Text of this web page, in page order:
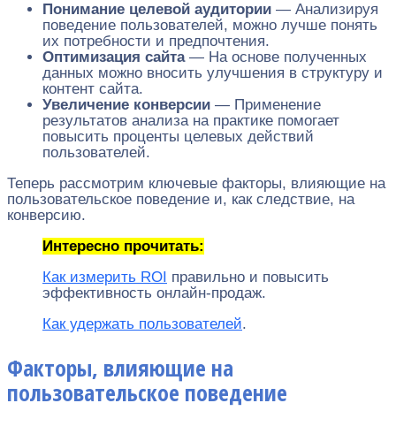
Понимание целевой аудитории — Анализируя
поведение пользователей, можно лучше понять
их потребности и предпочтения.
Оптимизация сайта— На основе полученных
данных можно вносить улучшения в структуру и
контент сайта.
Увеличение конверсии — Применение
результатов анализа на практике помогает
повысить проценты целевых действий
пользователей.
Теперь рассмотрим ключевые факторы, влияющие на
пользовательское поведение и, как следствие, на
конверсию.
Интересно прочитать:
Как измерить ROI правильно и повысить
эффективность онлайн-продаж.
Как удержать пользователей.
Факторы, влияющие на
пользовательское поведение